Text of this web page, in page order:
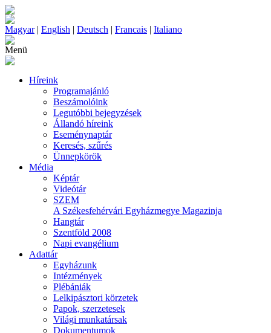
Magyar| English | Deutsch | Francais | Italiano
Menü
Híreink
Programajánló
Beszámolóink
Legutóbbi bejegyzések
Állandó híreink
Eseménynaptár
Keresés, szűrés
Ünnepkörök
Média
Képtár
Videótár
SZEM
A Székesfehérvári Egyházmegye Magazinja
Hangtár
Szentföld 2008
Napi evangélium
Adattár
Egyházunk
Intézmények
Plébániák
Lelkipásztori körzetek
Papok, szerzetesek
Világi munkatársak
Dokumentumok